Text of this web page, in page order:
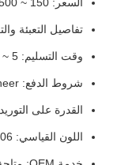
تفاصيل التعبئة
وقت التسليم: 5 ~ 65 يوما
شروط الدفع: T/T، Payoneer
القدرة على التوريد: 400 قطعة/
اللون القياسي: RAL 9006